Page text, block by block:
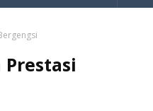
Prestasi